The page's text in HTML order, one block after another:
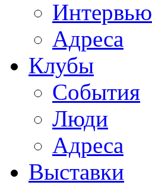
Интервью
Адреса
Клубы
События
Люди
Адреса
Выставки